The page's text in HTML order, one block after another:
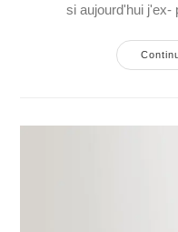
si aujourd'hui